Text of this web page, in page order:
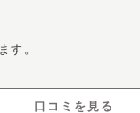
す。
口コミを見る